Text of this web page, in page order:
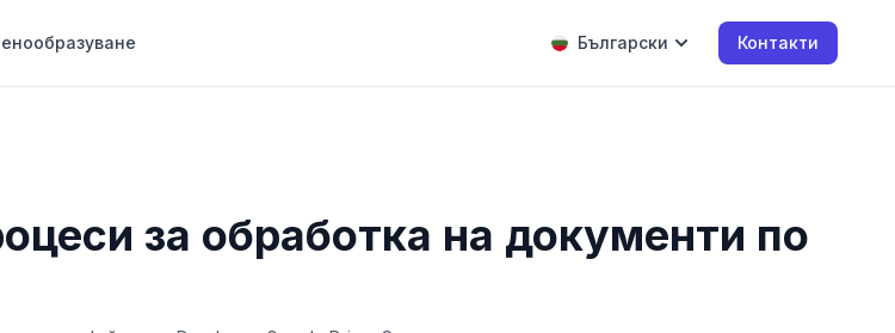
Български Контакти
за обработка на документи по